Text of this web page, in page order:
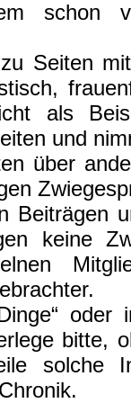
schon
Seiten
als
und
über
Beiträgen
keine
oder
bitte,
solche